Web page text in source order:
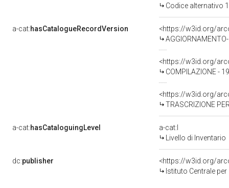
Codice alternativo
a-cat:hasCatalogueRecordVersion
<https://w3id.org/
<https://w3id.org/
COMPILAZIONE -
<https://w3id.org/
TRASCRIZIONE
a-cat:hasCataloguingLevel
a-cat:I
Livello di Inventario
dc:publisher
<https://w3id.org/
Istituto Centrale